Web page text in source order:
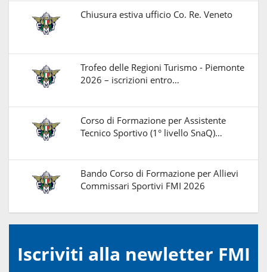
Chiusura estiva ufficio Co. Re. Veneto
Trofeo delle Regioni Turismo - Piemonte
2026 – iscrizioni entro…
Corso di Formazione per Assistente
Tecnico Sportivo (1° livello SnaQ)…
Bando Corso di Formazione per Allievi
Commissari Sportivi FMI 2026
Iscriviti alla newletter FMI